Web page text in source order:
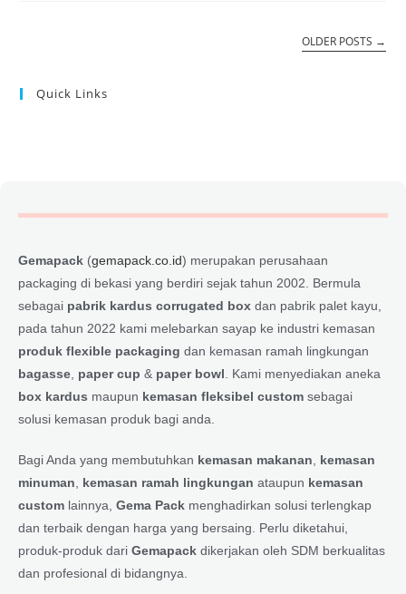
OLDER POSTS →
Quick Links
Gemapack (gemapack.co.id) merupakan perusahaan
packaging di bekasi yang berdiri sejak tahun 2002. Bermula
sebagai pabrik kardus corrugated box dan pabrik palet kayu,
pada tahun 2022 kami melebarkan sayap ke industri kemasan
produk flexible packaging dan kemasan ramah lingkungan
bagasse paper cup & paper bowl . Kami menyediakan aneka
box kardus maupun kemasan fleksibel custom sebagai
solusi kemasan produk bagi anda.
Bagi Anda yang membutuhkan kemasan makanan
kemasan
minuman
kemasan ramah lingkungan ataupun kemasan
custom lainnya, Gema Pack menghadirkan solusi terlengkap
dan terbaik dengan harga yang bersaing. Perlu diketahui,
produk-produk dari Gemapack dikerjakan oleh SDM berkualitas
dan profesional di bidangnya.